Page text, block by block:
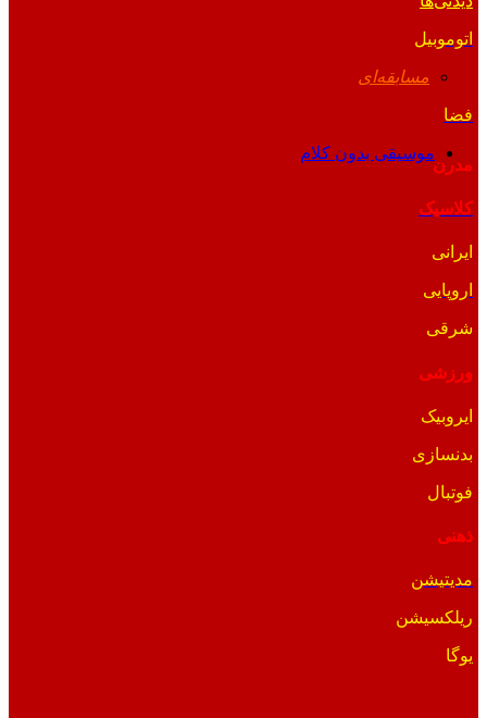
اتوموبیل
مسابقه‌ای
فضا
موسیقی بدون کلام
مدرن
کلاسیک
ایرانی
اروپایی
شرقی
ورزشی
ایروبیک
بدنسازی
فوتبال
ذهنی
مدیتیشن
ریلکسیشن
یوگا